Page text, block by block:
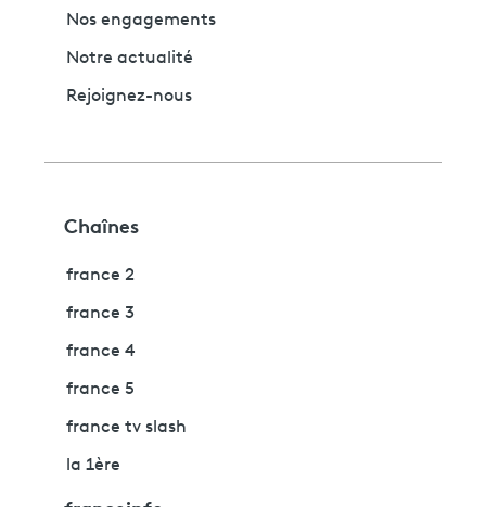
Nos engagements
Notre actualité
Rejoignez-nous
Chaînes
france 2
france 3
france 4
france 5
france tv slash
la 1ère